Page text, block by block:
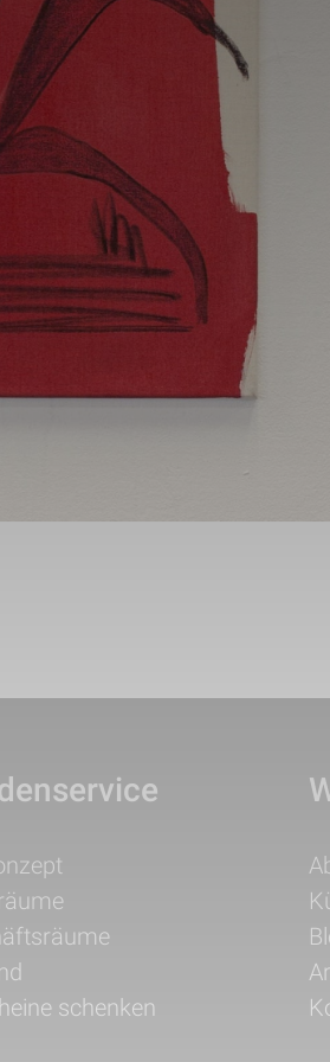
schenken
Statistik
This cookie is
to store
creating an
have come
1 Notwendig
This is a pattern
pattern element
number of the
variation of the
data recorded by
Marketing 2 Monate
advertising
Marketing 2 Monate
The cookie is
the users and
cookie also
sites that have